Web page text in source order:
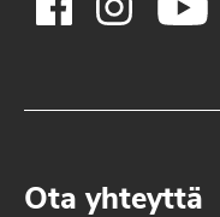
Ota yhteyttä